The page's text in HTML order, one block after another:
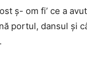
ș- om fi’ ce a
portul, dansul și